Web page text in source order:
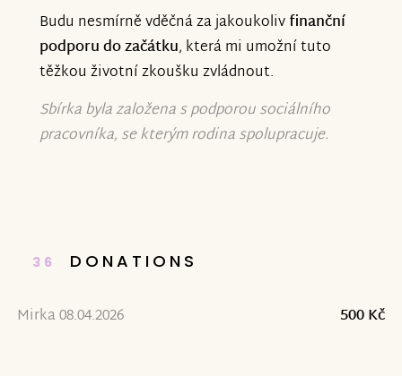
Budu nesmírně vděčná za jakoukolivfinanční
podporu do začátku, která mi umožní tuto
těžkou životní zkoušku zvládnout.
Sbírka byla založena s podporou sociálního
pracovníka, se kterým rodina spolupracuje.
36 DONATIONS
Mirka 08.04.2026 500 Kč